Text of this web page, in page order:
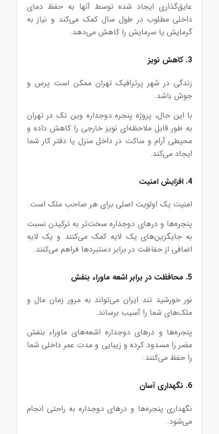
عایق‌گذاری ایجاد شده توسط آنها به حفظ دمای
داخلی مطلوب در طول سال کمک می‌کند و نیاز به
گرمایش یا سرمایش را کاهش می‌دهد.
3. کاهش نویز
زندگی در شهر پرترافیک تهران ممکن است پرس و
جوش باشد.
با این حال، پروژه پنجره دوجداره وین تک در تهران
به طور قابل ملاحظه‌ای نویز خارجی را کاهش داده و
محیطی آرام و ساکت در داخل منزل یا دفتر کار شما
ایجاد می‌کند.
4. افزایش امنیت
امنیت یک اولویت اصلی برای هر صاحب ملک است.
پنجره‌ها و درهای دوجداره سخت‌تر به ترکیدن نسبت
به جایگزین‌های یک لایه کمک می‌کنند و یک لایه
اضافی از حفاظت در برابر دستبرد‌ها فراهم می‌کنند.
5. محافظت در برابر اشعه ماوراء بنفش
نور خورشید تند ایران می‌تواند به مرور زمان مال و
ملک‌های شما را آسیب برساند.
پنجره‌ها و درهای دوجداره اشعه‌های ماوراء بنفش
مضر را مسدود کرده و زیبایی و مدت عمر داخلی شما
را حفظ می‌کنند.
6. نگهداری آسان
نگهداری پنجره‌ها و درهای دوجداره به راحتی انجام
می‌شود.